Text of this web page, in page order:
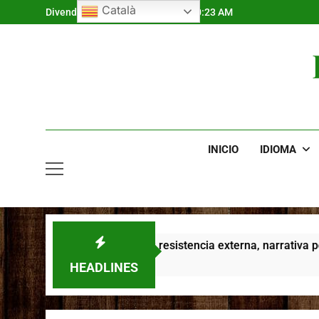
to
Divendres, 7 d'agost de 2026 2:20:24 AM
INICIO IDIOMA
HEADLINES
con el sistema: resistencia externa, narrativa personal y
Català